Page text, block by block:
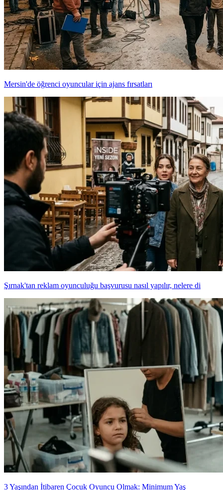
Mersin'de öğrenci oyuncular için ajans fırsatları
Şırnak'tan reklam oyunculuğu başvurusu nasıl yapılır, nelere di
3 Yaşından İtibaren Çocuk Oyuncu Olmak: Minimum Yaş